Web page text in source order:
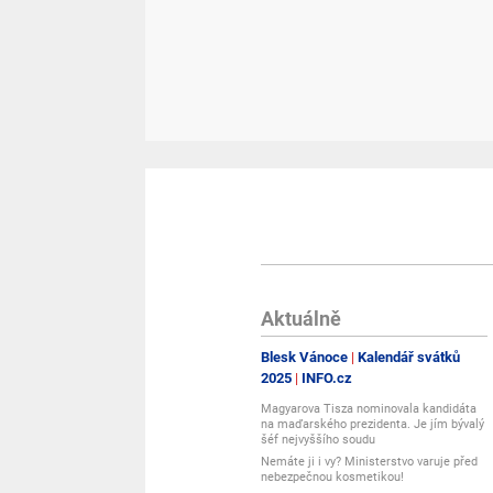
Aktuálně
Blesk Vánoce Kalendář svátků
2025
INFO.cz
Magyarova Tisza nominovala kandidáta
na maďarského prezidenta. Je jím bývalý
šéf nejvyššího soudu
Nemáte ji i vy? Ministerstvo varuje před
nebezpečnou kosmetikou!